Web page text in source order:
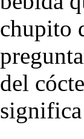
chupito
del